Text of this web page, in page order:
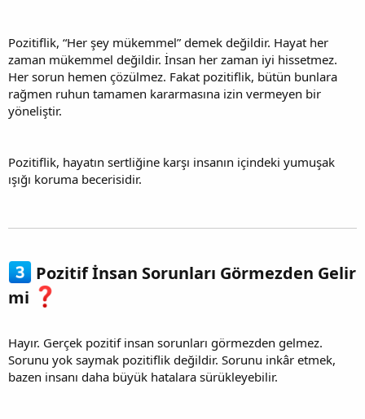
Pozitiflik, “Her şey mükemmel” demek değildir. Hayat her
zaman mükemmel değildir. İnsan her zaman iyi hissetmez.
Her sorun hemen çözülmez. Fakat pozitiflik, bütün bunlara
rağmen ruhun tamamen kararmasına izin vermeyen bir
yöneliştir.
Pozitiflik, hayatın sertliğine karşı insanın içindeki yumuşak
ışığı koruma becerisidir.
Pozitif İnsan Sorunları Görmezden Gelir
mi
Hayır. Gerçek pozitif insan sorunları görmezden gelmez.
Sorunu yok saymak pozitiflik değildir. Sorunu inkâr etmek,
bazen insanı daha büyük hatalara sürükleyebilir.